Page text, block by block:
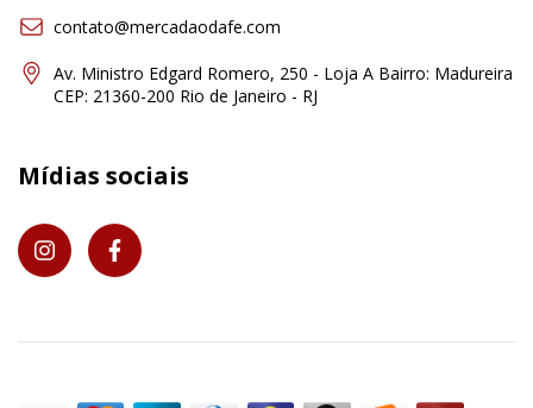
contato@mercadaodafe.com
Av. Ministro Edgard Romero, 250 - Loja A Bairro: Madureira
CEP: 21360-200 Rio de Janeiro - RJ
Mídias sociais